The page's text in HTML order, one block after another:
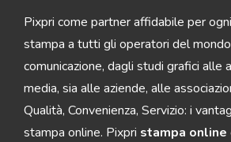
Pixpri come partner affidabile per
stampa a tutti gli operatori del
comunicazione, dagli studi grafici alle
media, sia alle aziende, alle
Qualità, Convenienza, Servizio: i
stampa online. Pixpri stampa online